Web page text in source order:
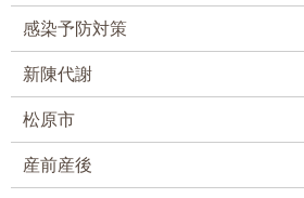
感染予防対策
新陳代謝
松原市
産前産後